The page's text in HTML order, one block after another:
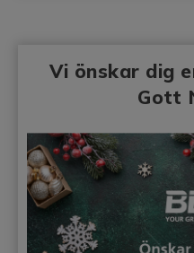
Vi önskar dig
Gott